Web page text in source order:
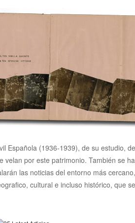
Española (1936-1939), de su estudio,
por este patrimonio. También se
las noticias del entorno más
cultural e incluso histórico, que